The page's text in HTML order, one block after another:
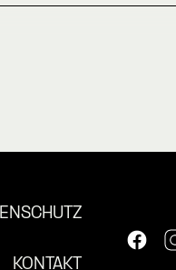
KONTAKT